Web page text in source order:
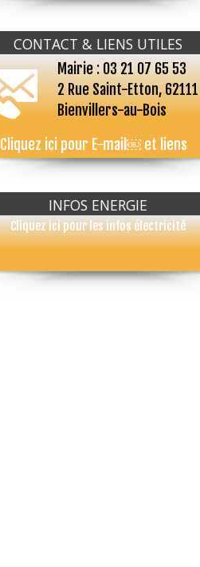
CONTACT & LIENS UTILES
Mairie : 03 21 07 65 53
2 Rue Saint-Etton, 62111
Bienvillers-au-Bois
Cliquez ici pour E-mail￼ et liens
INFOS ENERGIE
Cliquez ici pour les infos électricité